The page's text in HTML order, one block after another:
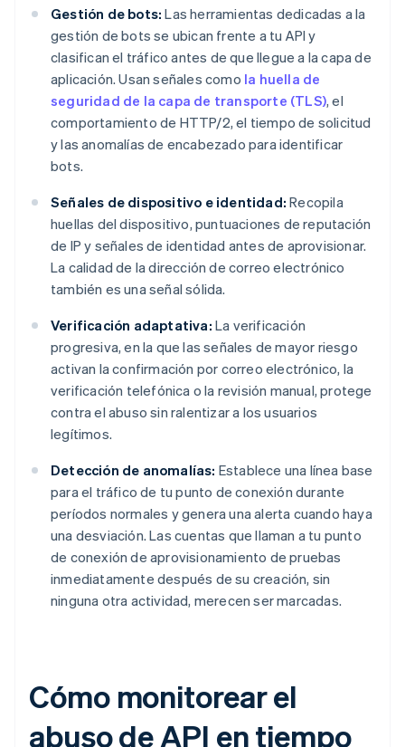
Gestión de bots: Las herramientas dedicadas a la
gestión de bots se ubican frente a tu API y
clasifican el tráfico antes de que llegue a la capa de
aplicación. Usan señales como la huella de
seguridad de la capa de transporte (TLS), el
comportamiento de HTTP/2, el tiempo de solicitud
y las anomalías de encabezado para identificar
bots.
Señales de dispositivo e identidad: Recopila
huellas del dispositivo, puntuaciones de reputación
de IP y señales de identidad antes de aprovisionar.
La calidad de la dirección de correo electrónico
también es una señal sólida.
Verificación adaptativa: La verificación
progresiva, en la que las señales de mayor riesgo
activan la confirmación por correo electrónico, la
verificación telefónica o la revisión manual, protege
contra el abuso sin ralentizar a los usuarios
legítimos.
Detección de anomalías: Establece una línea base
para el tráfico de tu punto de conexión durante
períodos normales y genera una alerta cuando haya
una desviación. Las cuentas que llaman a tu punto
de conexión de aprovisionamiento de pruebas
inmediatamente después de su creación, sin
ninguna otra actividad, merecen ser marcadas.
Cómo monitorear el
abuso de API en tiempo